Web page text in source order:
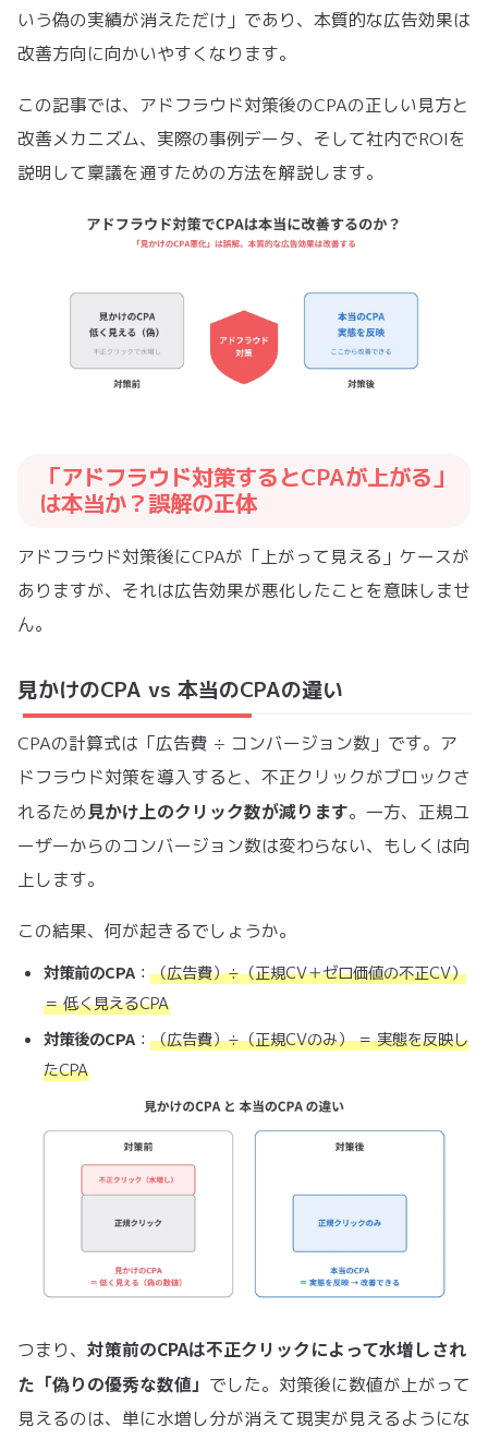
いう偽の実績が消えただけ」であり、本質的な広告効果は
改善方向に向かいやすくなります。
この記事では、アドフラウド対策後のCPAの正しい見方と
改善メカニズム、実際の事例データ、そして社内でROIを
説明して稟議を通すための方法を解説します。
「アドフラウド対策するとCPAが上がる」
は本当か？誤解の正体
アドフラウド対策後にCPAが「上がって見える」ケースが
ありますが、それは広告効果が悪化したことを意味しませ
ん。
見かけのCPA vs 本当のCPAの違い
CPAの計算式は「広告費 ÷ コンバージョン数」です。ア
ドフラウド対策を導入すると、不正クリックがブロックさ
れるため見かけ上のクリック数が減ります。一方、正規ユ
ーザーからのコンバージョン数は変わらない、もしくは向
上します。
この結果、何が起きるでしょうか。
対策前のCPA： （広告費）÷（正規CV＋ゼロ価値の不正CV）
＝ 低く見えるCPA
対策後のCPA： （広告費）÷（正規CVのみ） ＝ 実態を反映し
たCPA
つまり、 対策前のCPAは不正クリックによって水増しされ
た「偽りの優秀な数値」 でした。対策後に数値が上がって
見えるのは、単に水増し分が消えて現実が見えるようにな